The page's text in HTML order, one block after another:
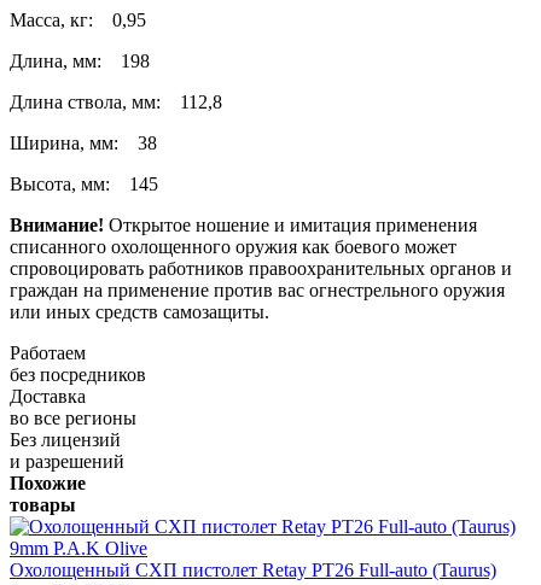
Масса, кг: 0,95
Длина, мм: 198
Длина ствола, мм: 112,8
Ширина, мм: 38
Высота, мм: 145
Внимание! Открытое ношение и имитация применения
списанного охолощенного оружия как боевого может
спровоцировать работников правоохранительных органов и
граждан на применение против вас огнестрельного оружия
или иных средств самозащиты.
Работаем
без посредников
Доставка
во все регионы
Без лицензий
и разрешений
Похожие
товары
Охолощенный СХП пистолет Retay PT26 Full-auto (Taurus)